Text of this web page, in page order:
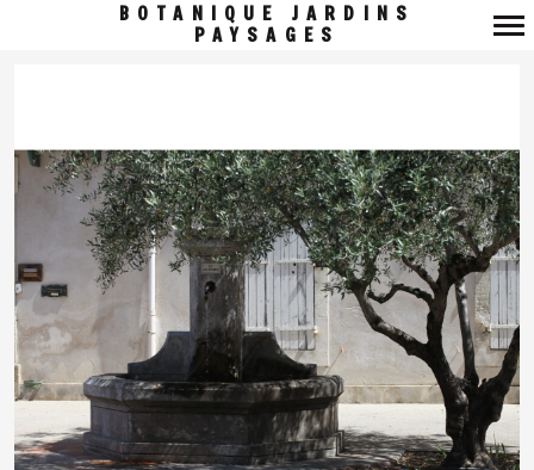
BOTANIQUE JARDINS
PAYSAGES